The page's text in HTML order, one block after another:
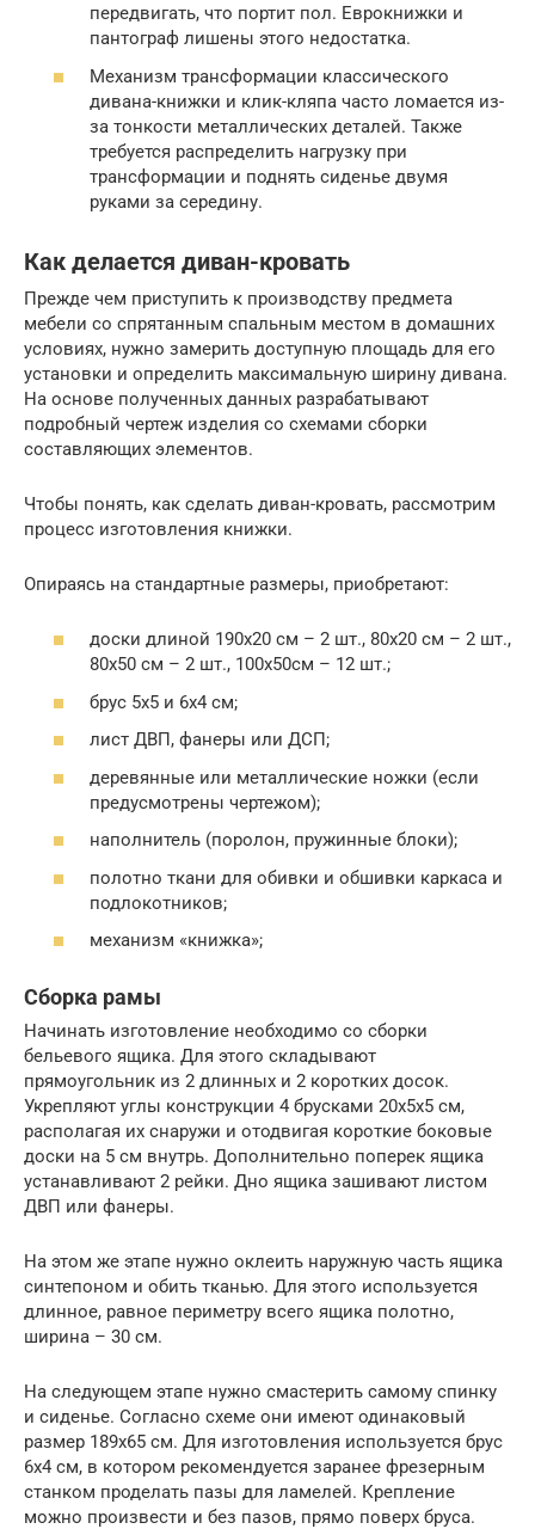
передвигать, что портит пол. Еврокнижки и
пантограф лишены этого недостатка.
Механизм трансформации классического
дивана-книжки и клик-кляпа часто ломается из-
за тонкости металлических деталей. Также
требуется распределить нагрузку при
трансформации и поднять сиденье двумя
руками за середину.
Как делается диван-кровать
Прежде чем приступить к производству предмета
мебели со спрятанным спальным местом в домашних
условиях, нужно замерить доступную площадь для его
установки и определить максимальную ширину дивана.
На основе полученных данных разрабатывают
подробный чертеж изделия со схемами сборки
составляющих элементов.
Чтобы понять, как сделать диван-кровать, рассмотрим
процесс изготовления книжки.
Опираясь на стандартные размеры, приобретают:
доски длиной 190х20 см – 2 шт., 80х20 см – 2 шт.,
80х50 см – 2 шт., 100х50см – 12 шт.;
брус 5х5 и 6х4 см;
лист ДВП, фанеры или ДСП;
деревянные или металлические ножки (если
предусмотрены чертежом);
наполнитель (поролон, пружинные блоки);
полотно ткани для обивки и обшивки каркаса и
подлокотников;
механизм «книжка»;
Сборка рамы
Начинать изготовление необходимо со сборки
бельевого ящика. Для этого складывают
прямоугольник из 2 длинных и 2 коротких досок.
Укрепляют углы конструкции 4 брусками 20х5х5 см,
располагая их снаружи и отодвигая короткие боковые
доски на 5 см внутрь. Дополнительно поперек ящика
устанавливают 2 рейки. Дно ящика зашивают листом
ДВП или фанеры.
На этом же этапе нужно оклеить наружную часть ящика
синтепоном и обить тканью. Для этого используется
длинное, равное периметру всего ящика полотно,
ширина – 30 см.
На следующем этапе нужно смастерить самому спинку
и сиденье. Согласно схеме они имеют одинаковый
размер 189х65 см. Для изготовления используется брус
6х4 см, в котором рекомендуется заранее фрезерным
станком проделать пазы для ламелей. Крепление
можно произвести и без пазов, прямо поверх бруса.